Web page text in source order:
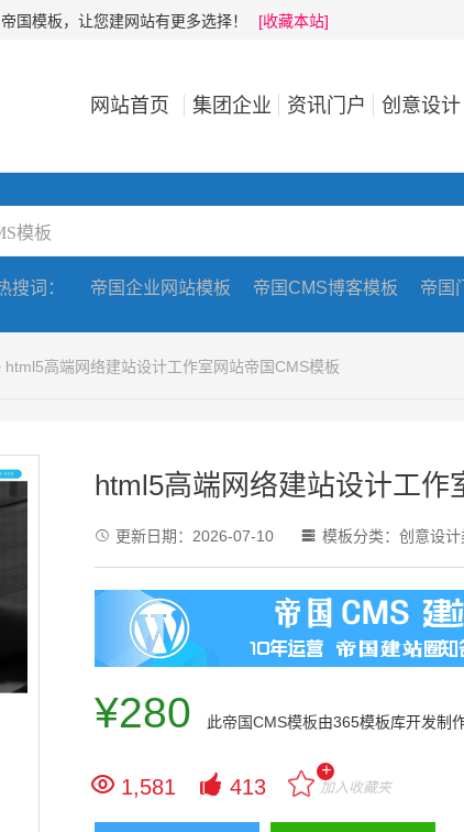
国模板，让您建网站有更多选择！ [收藏本站]
网站首页 集团企业 资讯门户 创意设计
搜词： 帝国企业网站模板 帝国CMS博客模板 帝国
html5高端网络建站设计工作室网站帝国CMS模板
html5高端网络建站设计工作
 更新日期： 2026-07-10  模板分类： 创意设
¥280 此帝国CMS模板由365模板库开发制
 1,581  413
+
加入收藏夹